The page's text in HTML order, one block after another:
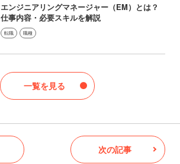
エンジニアリングマネージャー（EM）とは？
仕事内容・必要スキルを解説
転職 職種
一覧を見る
次の記事